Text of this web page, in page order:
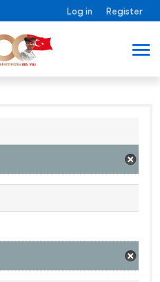
Log in Register